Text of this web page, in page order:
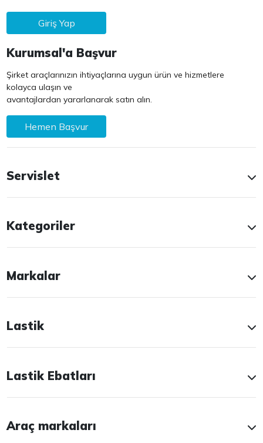
Giriş Yap
Kurumsal'a Başvur
Şirket araçlarınızın ihtiyaçlarına uygun ürün ve hizmetlere
kolayca ulaşın ve
avantajlardan yararlanarak satın alın.
Hemen Başvur
Servislet
Kategoriler
Markalar
Lastik
Lastik Ebatları
Araç markaları